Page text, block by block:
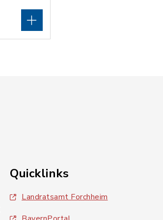
Quicklinks
Landratsamt Forchheim